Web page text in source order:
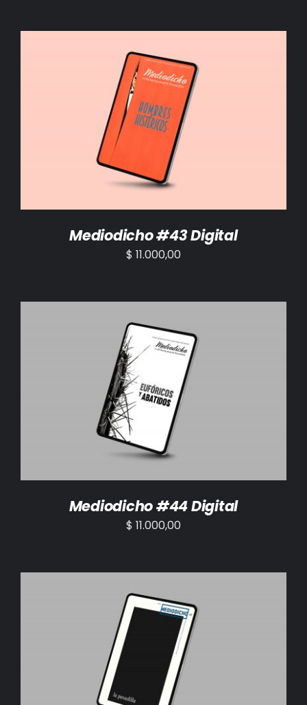
AÑADIR AL CARRITO /
Mediodicho #43 Digital
$ 11.000,00
AÑADIR AL CARRITO /
Mediodicho #44 Digital
$ 11.000,00
AÑADIR AL CARRITO /